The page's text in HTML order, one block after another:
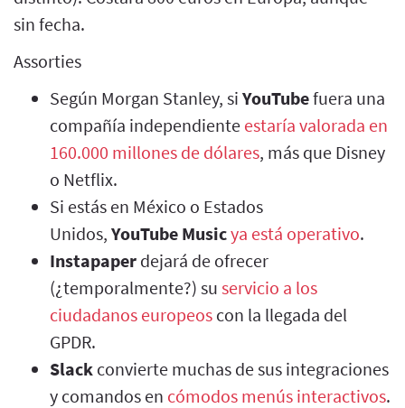
sin fecha.
Assorties
Según Morgan Stanley, si YouTubefuera una
compañía independiente estaría valorada en
160.000 millones de dólares, más que Disney
o Netflix.
Si estás en México o Estados
Unidos, YouTube Musicya está operativo.
Instapaper dejará de ofrecer
(¿temporalmente?) su servicio a los
ciudadanos europeos con la llegada del
GPDR.
Slack convierte muchas de sus integraciones
y comandos en cómodos menús interactivos.